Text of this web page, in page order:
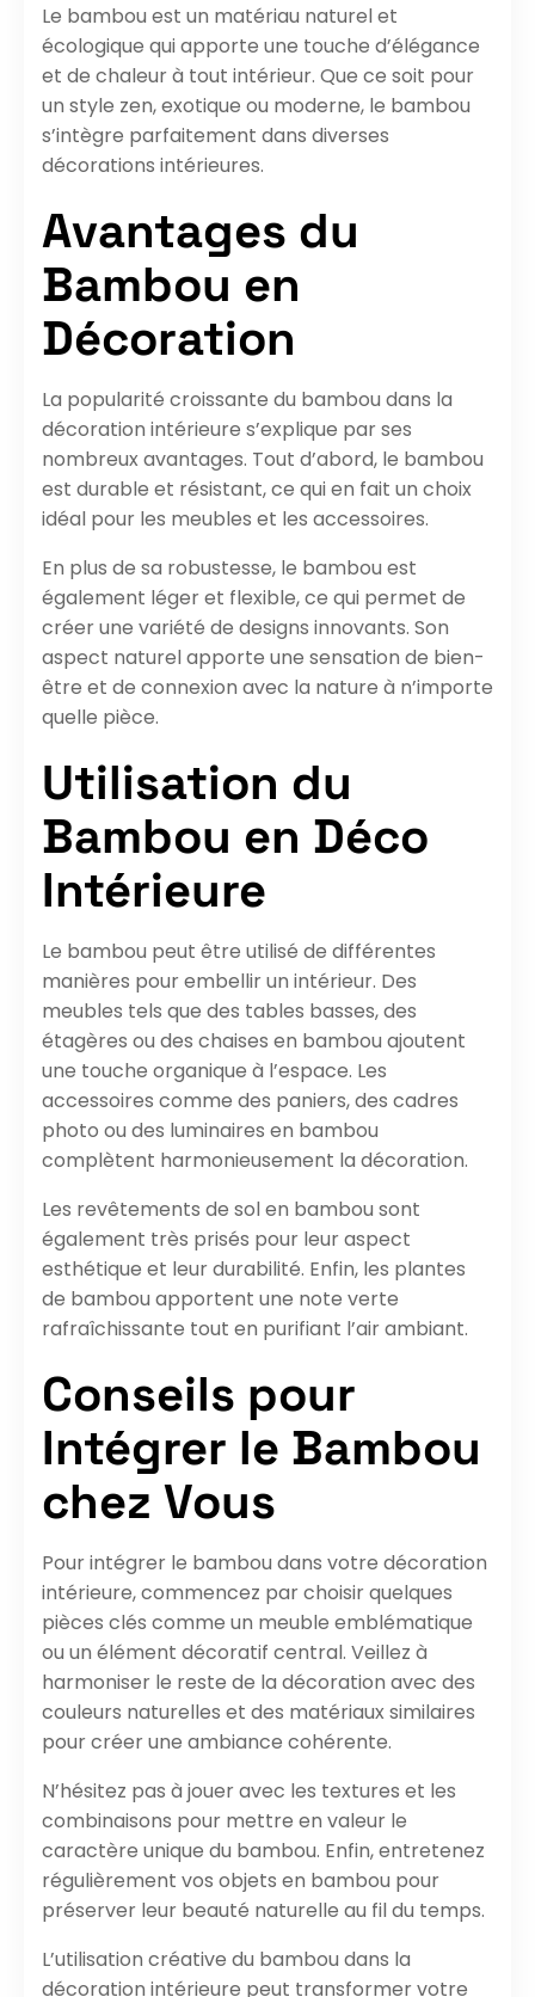
Le bambou est un matériau naturel et
écologique qui apporte une touche d’élégance
et de chaleur à tout intérieur. Que ce soit pour
un style zen, exotique ou moderne, le bambou
s’intègre parfaitement dans diverses
décorations intérieures.
Avantages du
Bambou en
Décoration
La popularité croissante du bambou dans la
décoration intérieure s’explique par ses
nombreux avantages. Tout d’abord, le bambou
est durable et résistant, ce qui en fait un choix
idéal pour les meubles et les accessoires.
En plus de sa robustesse, le bambou est
également léger et flexible, ce qui permet de
créer une variété de designs innovants. Son
aspect naturel apporte une sensation de bien-
être et de connexion avec la nature à n’importe
quelle pièce.
Utilisation du
Bambou en Déco
Intérieure
Le bambou peut être utilisé de différentes
manières pour embellir un intérieur. Des
meubles tels que des tables basses, des
étagères ou des chaises en bambou ajoutent
une touche organique à l’espace. Les
accessoires comme des paniers, des cadres
photo ou des luminaires en bambou
complètent harmonieusement la décoration.
Les revêtements de sol en bambou sont
également très prisés pour leur aspect
esthétique et leur durabilité. Enfin, les plantes
de bambou apportent une note verte
rafraîchissante tout en purifiant l’air ambiant.
Conseils pour
Intégrer le Bambou
chez Vous
Pour intégrer le bambou dans votre décoration
intérieure, commencez par choisir quelques
pièces clés comme un meuble emblématique
ou un élément décoratif central. Veillez à
harmoniser le reste de la décoration avec des
couleurs naturelles et des matériaux similaires
pour créer une ambiance cohérente.
N’hésitez pas à jouer avec les textures et les
combinaisons pour mettre en valeur le
caractère unique du bambou. Enfin, entretenez
régulièrement vos objets en bambou pour
préserver leur beauté naturelle au fil du temps.
L’utilisation créative du bambou dans la
décoration intérieure peut transformer votre